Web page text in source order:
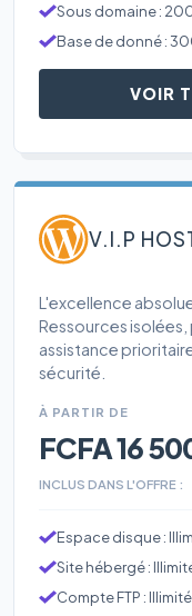
Sous domaine :
Base de donné :
VOIR
V.I.P
L'excellence
Ressources
assistance
sécurité.
À PARTIR DE
FCFA 16
INCLUS DANS L'OFFRE :
Espace disque :
Site hébergé :
Compte FTP : Illimité